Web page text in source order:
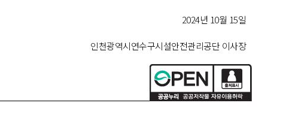
2024년 10월 15일
인천광역시연수구시설안전관리공단 이사장